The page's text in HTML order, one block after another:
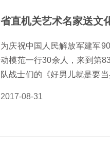
店镇张心一村是原中共鄂豫
在…
省直机关艺术名家送文
为庆祝中国人民解放军建军
动模范一行30余人，来到第
队战士们的《好男儿就是要
2017-08-31